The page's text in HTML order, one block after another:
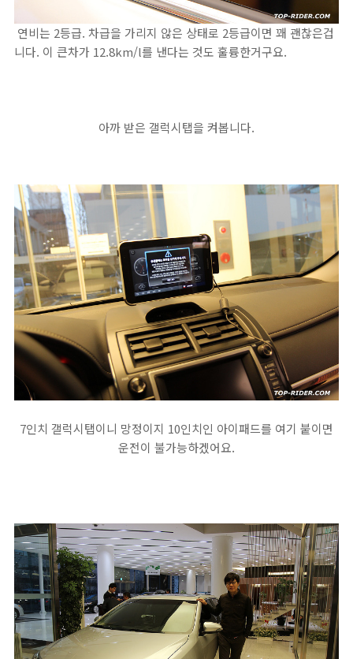
연비는 2등급. 차급을 가리지 않은 상태로 2등급이면 꽤 괜찮은겁
니다. 이 큰차가 12.8km/l를 낸다는 것도 훌륭한거구요.
아까 받은 갤럭시탭을 켜봅니다.
7인치 갤럭시탭이니 망정이지 10인치인 아이패드를 여기 붙이면
운전이 불가능하겠어요.